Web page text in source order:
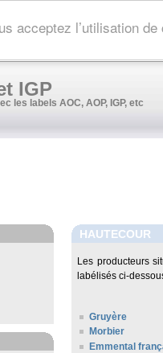
acceptez l’utilisation
IGP
les labels AOC, AOP, IGP, etc
HAUTECOUR
Les producteurs
labélisés ci-
Gruyère
Morbier
Emmental